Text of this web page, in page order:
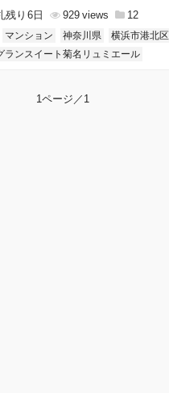
残り6日 929 12
マンション 神奈川県 横浜市港北区
ランスイート菊名リュミエール
1ページ／1